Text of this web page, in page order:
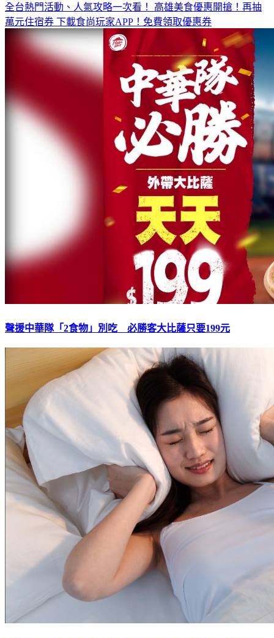
全台熱門活動、人氣攻略一次看！ 高雄美食優惠開搶！再抽
萬元住宿券
下載食尚玩家APP！免費領取優惠券
聲援中華隊「2食物」別吃 必勝客大比薩只要199元